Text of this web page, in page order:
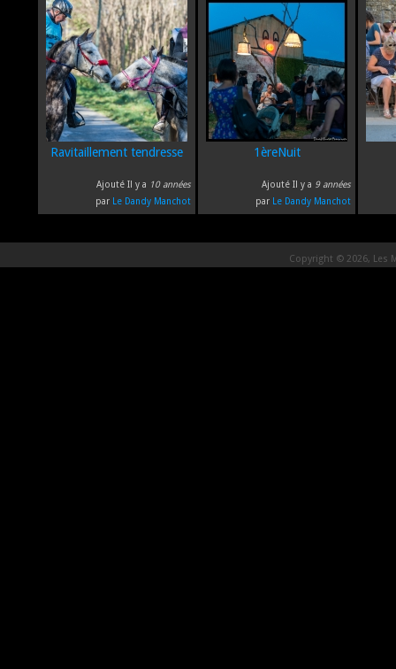
Ravitaillement tendresse
Ajouté Il y a 10 années
par Le Dandy Manchot
1èreNuit
Ajouté Il y a 9 années
par Le Dandy Manchot
Copyright © 2026, Les